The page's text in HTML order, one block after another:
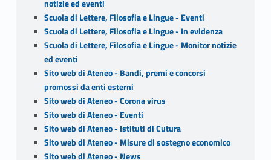
notizie ed eventi
Scuola di Lettere, Filosofia e Lingue - Eventi
Scuola di Lettere, Filosofia e Lingue - In evidenza
Scuola di Lettere, Filosofia e Lingue - Monitor notizie
ed eventi
Sito web di Ateneo - Bandi, premi e concorsi
promossi da enti esterni
Sito web di Ateneo - Corona virus
Sito web di Ateneo - Eventi
Sito web di Ateneo - Istituti di Cutura
Sito web di Ateneo - Misure di sostegno economico
Sito web di Ateneo - News